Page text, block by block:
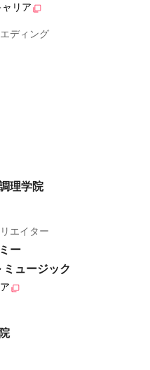
ャリア
ディング
理学院
エイター
ー
ュージック